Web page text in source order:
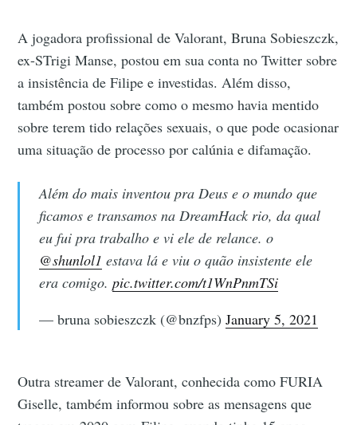
A jogadora profissional de Valorant, Bruna Sobieszczk,
ex-STrigi Manse, postou em sua conta no Twitter sobre
a insistência de Filipe e investidas. Além disso,
também postou sobre como o mesmo havia mentido
sobre terem tido relações sexuais, o que pode ocasionar
uma situação de processo por calúnia e difamação.
Além do mais inventou pra Deus e o mundo que
ficamos e transamos na DreamHack rio, da qual
eu fui pra trabalho e vi ele de relance. o
@shunlol1 estava lá e viu o quão insistente ele
era comigo. pic.twitter.com/t1WnPnmTSi
— bruna sobieszczk (@bnzfps) January 5, 2021
Outra streamer de Valorant, conhecida como FURIA
Giselle, também informou sobre as mensagens que